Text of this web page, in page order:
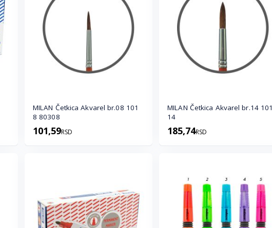
MILAN Četkica Akvarel br.08 101
8 80308
101,59RSD
MILAN Četkica Akvarel br.14 101
14
185,74RSD